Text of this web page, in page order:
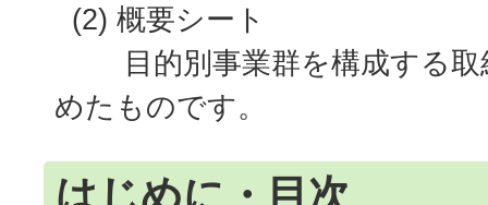
(2) 概要シート
目的別事業群を構成する取
めたものです。
はじめに・目次